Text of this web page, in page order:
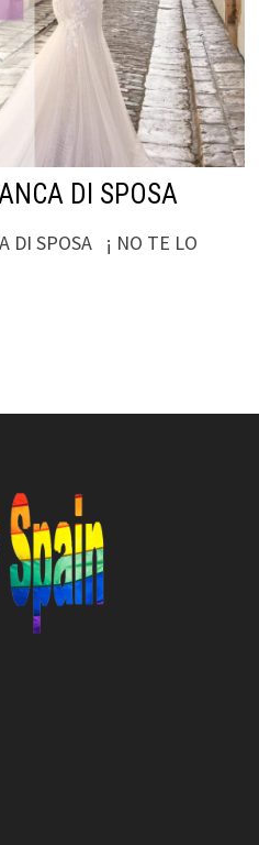
DI SPOSA
DI SPOSA ¡ NO TE LO